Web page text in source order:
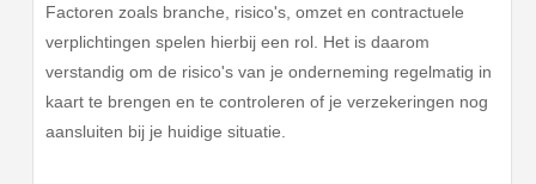
Factoren zoals branche, risico's, omzet en contractuele
verplichtingen spelen hierbij een rol. Het is daarom
verstandig om de risico's van je onderneming regelmatig in
kaart te brengen en te controleren of je verzekeringen nog
aansluiten bij je huidige situatie.